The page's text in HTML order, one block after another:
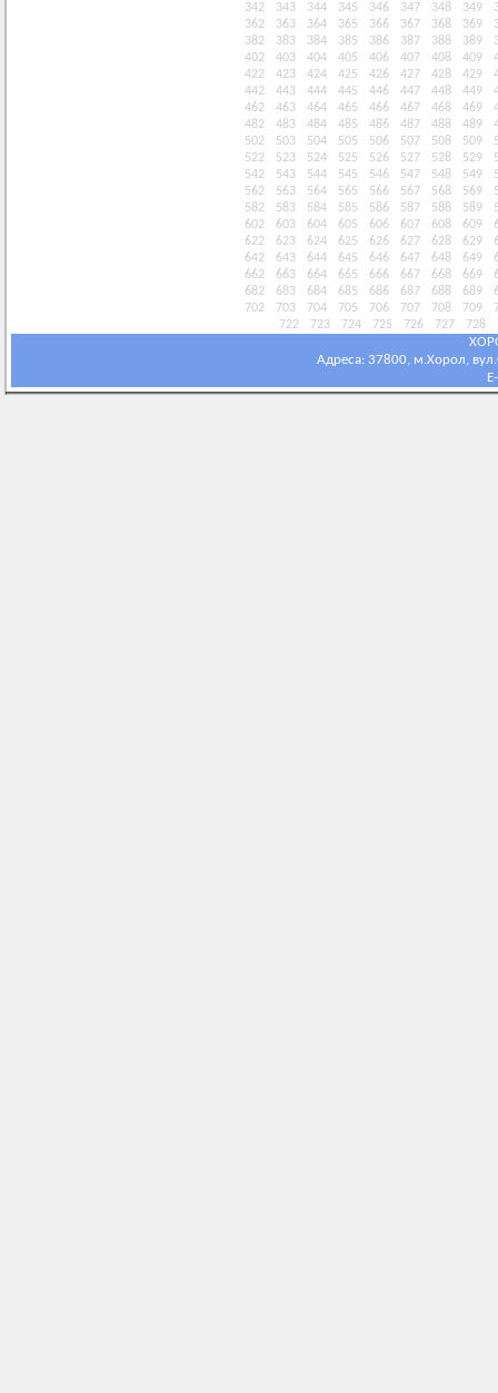
342 343 344 345 346 347 348 349
362
363 364 365 366 367 368 369
382
383 384 385 386 387 388 389
402
403 404 405 406 407 408 409
422
423 424 425 426 427 428 429
442
443 444 445 446 447 448 449
462
463 464 465 466 467 468 469
482
483 484 485 486 487 488 489
502
503 504 505 506 507 508 509
522
523 524 525 526 527 528 529
542
543 544 545 546 547 548 549
562
563 564 565 566 567 568 569
582
583 584 585 586 587 588 589
602
603 604 605 606 607 608 609
622
623 624 625 626 627 628 629
642
643 644 645 646 647 648 649
662
663 664 665 666 667 668 669
682
683 684 685 686 687 688 689
702
703 704 705 706 707 708 709
722
723 724 725 726 727 728
Адреса: 37800, м.Хорол,